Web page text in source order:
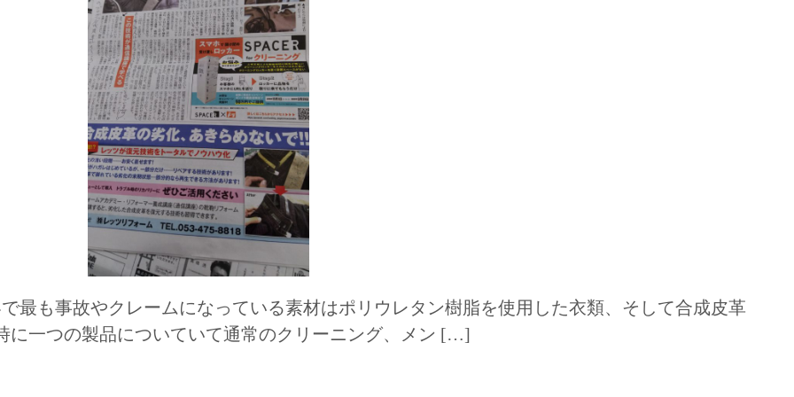
最も事故やクレームになっている素材はポリウレタン樹脂を使用した衣類、そして合成皮革
に一つの製品についていて通常のクリーニング、メン […]